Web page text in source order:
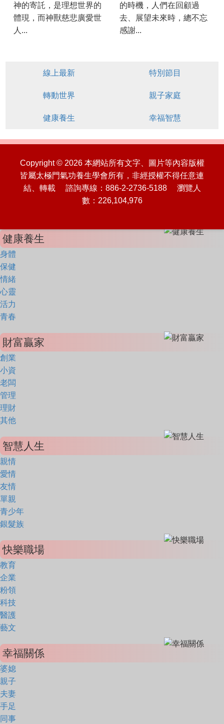
神的寄託，是理想世界的
體現，而神獸慈悲廣愛世
人...
的時機，人們在回顧過
去、展望未來時，總不忘
感謝...
線上最新 特別節目
轉動世界 親子家庭
健康養生 幸福智慧
Copyright © 2026 本網站所有文字、圖片等內容版權
皆屬太極門氣功養生學會所有，非經授權不得任意連
結、轉載 諮詢專線：886-2-2736-5188 瀏覽人
數：226,104,976
健康養生
身體
保健
情緒
心靈
活力
青春
財富贏家
創業
小資
老闆
管理
理財
其他
智慧人生
親情
愛情
友情
單親
青少年
銀髮族
快樂職場
教育
企業
粉領
科技
醫護
藝文
幸福關係
婆媳
親子
夫妻
手足
同事